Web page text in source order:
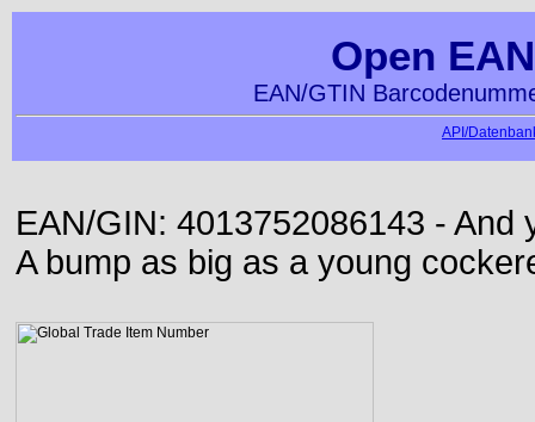
Open
EAN/GTIN
API/
EAN/GIN: 4013752086143 -
A bump as big as a young